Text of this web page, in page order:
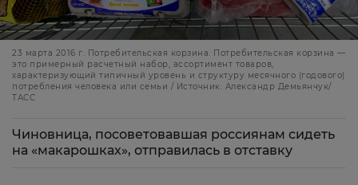
23 марта 2016 г. Потребительская корзина. Потребительская корзина —
это примерный расчетный набор, ассортимент товаров,
характеризующий типичный уровень и структуру месячного (годового)
потребления человека или семьи / Источник: Александр Демьянчук/
ТАСС
Чиновница, посоветовавшая россиянам сидеть
на «макарошках», отправилась в отставку